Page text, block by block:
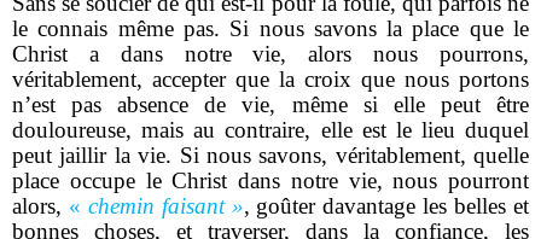
le connais même pas. Si nous savons la place que le
Christ a dans notre vie, alors nous pourrons,
véritablement, accepter que la croix que nous portons
n’est pas absence de vie, même si elle peut être
douloureuse, mais au contraire, elle est le lieu duquel
peut jaillir la vie. Si nous savons, véritablement, quelle
place occupe le Christ dans notre vie, nous pourront
alors, « chemin faisant », goûter davantage les belles et
bonnes choses, et traverser, dans la confiance, les